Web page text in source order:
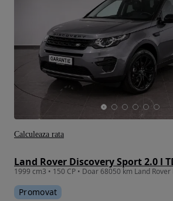
Promovat
Calculeaza rata